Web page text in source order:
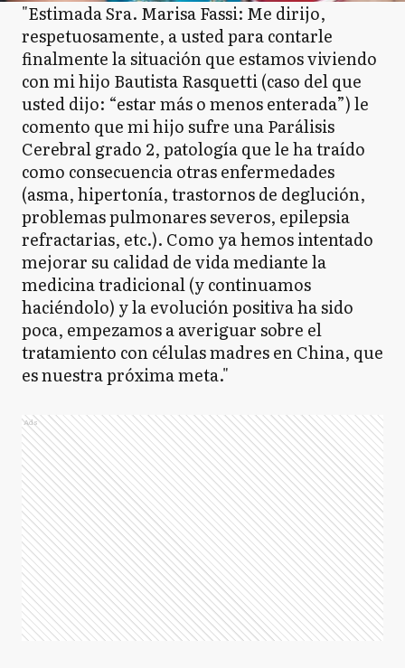
"Estimada Sra. Marisa Fassi: Me dirijo,
respetuosamente, a usted para contarle
finalmente la situación que estamos viviendo
con mi hijo Bautista Rasquetti (caso del que
usted dijo: “estar más o menos enterada”) le
comento que mi hijo sufre una Parálisis
Cerebral grado 2, patología que le ha traído
como consecuencia otras enfermedades
(asma, hipertonía, trastornos de deglución,
problemas pulmonares severos, epilepsia
refractarias, etc.). Como ya hemos intentado
mejorar su calidad de vida mediante la
medicina tradicional (y continuamos
haciéndolo) y la evolución positiva ha sido
poca, empezamos a averiguar sobre el
tratamiento con células madres en China, que
es nuestra próxima meta."
Ads